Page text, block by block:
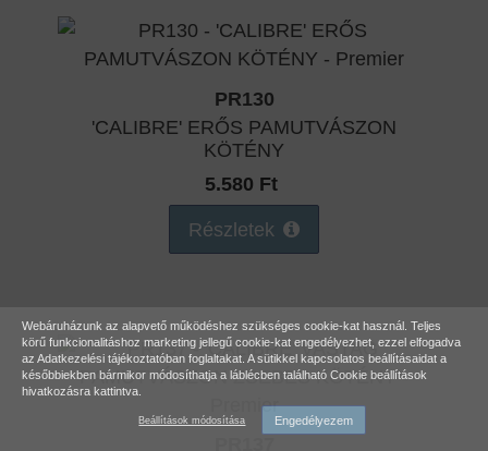
Webáruházunk az alapvető működéshez szükséges cookie-kat használ. Teljes
körű funkcionalitáshoz marketing jellegű cookie-kat engedélyezhet, ezzel elfogadva
az Adatkezelési tájékoztatóban foglaltakat. A sütikkel kapcsolatos beállításaidat a
későbbiekben bármikor módosíthatja a láblécben található Cookie beállítások
hivatkozásra kattintva.
Beállítások módosítása Engedélyezem
PR130
'CALIBRE' ERŐS PAMUTVÁSZON
KÖTÉNY
5.580 Ft
Részletek